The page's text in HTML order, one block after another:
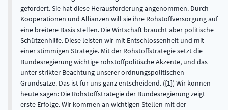
gefordert. Sie hat diese Herausforderung angenommen. Durch
Kooperationen und Allianzen will sie ihre Rohstoffversorgung auf
eine breitere Basis stellen. Die Wirtschaft braucht aber politische
Schützenhilfe. Diese leisten wir mit Entschlossenheit und mit
einer stimmigen Strategie. Mit der Rohstoffstrategie setzt die
Bundesregierung wichtige rohstoffpolitische Akzente, und das
unter strikter Beachtung unserer ordnungspolitischen
Grundsätze. Das ist für uns ganz entscheidend. ({1}) Wir können
heute sagen: Die Rohstoffstrategie der Bundesregierung zeigt
erste Erfolge. Wir kommen an wichtigen Stellen mit der